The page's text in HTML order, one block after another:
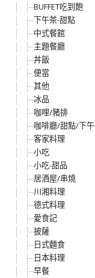
BUFFET吃到飽
下午茶-甜點
中式餐館
主題餐廳
丼飯
便當
其他
冰品
咖哩/豬排
咖啡廳/甜點/下
客家料理
小吃
小吃-甜品
居酒屋/串燒
川湘料理
德式料理
愛食記
披薩
日式麵食
日本料理
早餐